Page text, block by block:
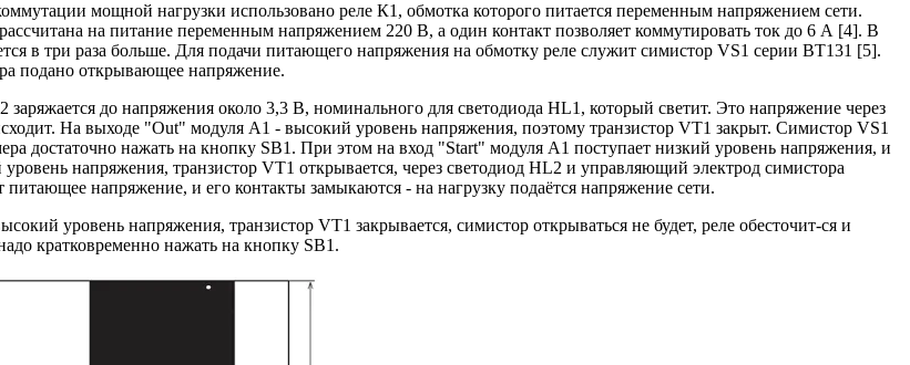
мощной нагрузки использовано реле К1, обмотка которого питается переменным напряжением сети.
на питание переменным напряжением 220 В, а один контакт позволяет коммутировать ток до 6 А [4]. В
в три раза больше. Для подачи питающего напряжения на обмотку реле служит симистор VS1 серии BT131 [5].
подано открывающее напряжение.
до напряжения около 3,3 В, номинального для светодиода HL1, который светит. Это напряжение через
На выходе "Out" модуля А1 - высокий уровень напряжения, поэтому транзистор VT1 закрыт. Симистор VS1
достаточно нажать на кнопку SB1. При этом на вход "Start" модуля А1 поступает низкий уровень напряжения, и
напряжения, транзистор VT1 открывается, через светодиод HL2 и управляющий электрод симистора
напряжение, и его контакты замыкаются - на нагрузку подаётся напряжение сети.
уровень напряжения, транзистор VT1 закрывается, симистор открываться не будет, реле обесточит-ся и
кратковременно нажать на кнопку SB1.